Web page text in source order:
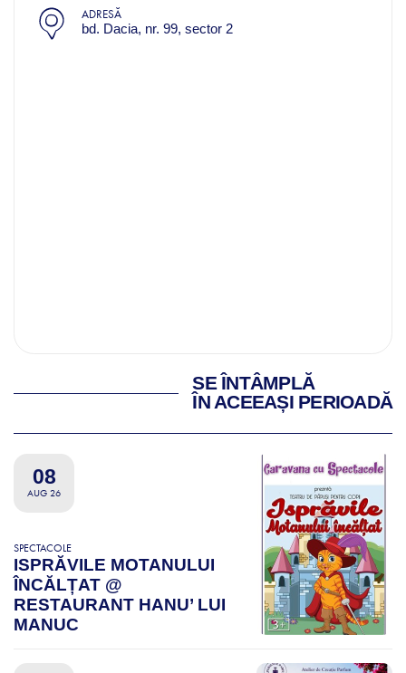
ADRESĂ
bd. Dacia, nr. 99, sector 2
SE ÎNTÂMPLĂ
ÎN ACEEAȘI PERIOADĂ
08
AUG 26
SPECTACOLE
ISPRĂVILE MOTANULUI
ÎNCĂLȚAT @
RESTAURANT HANU’ LUI
MANUC